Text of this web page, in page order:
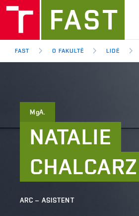
FAST O FAKULTĚ LIDÉ
MgA.
NATALIE
ARC – ASISTENT